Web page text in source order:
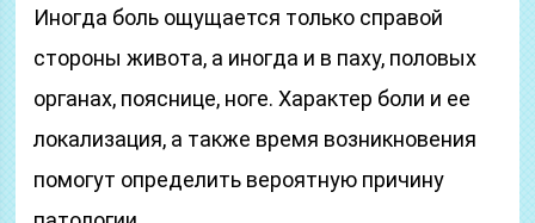
Иногда боль ощущается только справой
стороны живота, а иногда и в паху, половых
органах, пояснице, ноге. Характер боли и ее
локализация, а также время возникновения
помогут определить вероятную причину